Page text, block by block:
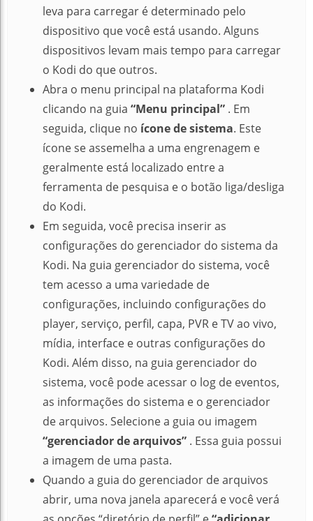
leva para carregar é determinado pelo
dispositivo que você está usando. Alguns
dispositivos levam mais tempo para carregar
o Kodi do que outros.
Abra o menu principal na plataforma Kodi
clicando na guia “Menu principal” . Em
seguida, clique no íconedesistema. Este
ícone se assemelha a uma engrenagem e
geralmente está localizado entre a
ferramenta de pesquisa e o botão liga/desliga
do Kodi.
Em seguida, você precisa inserir as
configurações do gerenciador do sistema da
Kodi. Na guia gerenciador do sistema, você
tem acesso a uma variedade de
configurações, incluindo configurações do
player, serviço, perfil, capa, PVR e TV ao vivo,
mídia, interface e outras configurações do
Kodi. Além disso, na guia gerenciador do
sistema, você pode acessar o log de eventos,
as informações do sistema e o gerenciador
de arquivos. Selecione a guia ou imagem
“gerenciador de arquivos” . Essa guia possui
a imagem de uma pasta.
Quando a guia do gerenciador de arquivos
abrir, uma nova janela aparecerá e você verá